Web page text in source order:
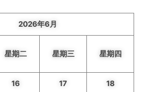
2026年6月
星期二 星期三 星期四
16 17 18